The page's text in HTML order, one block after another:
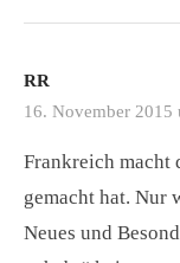
RR
16. November 2015
Frankreich macht
gemacht hat. Nur
Neues und